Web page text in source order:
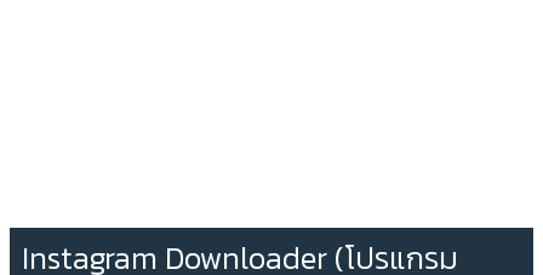
Instagram Downloader (โปรแกรม